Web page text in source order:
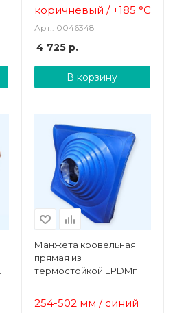
коричневый / +185 °C
Арт.: 0046348
4 725р.
В корзину
Манжета кровельная
прямая из
термостойкой EPDMп
254-502 мм / синий